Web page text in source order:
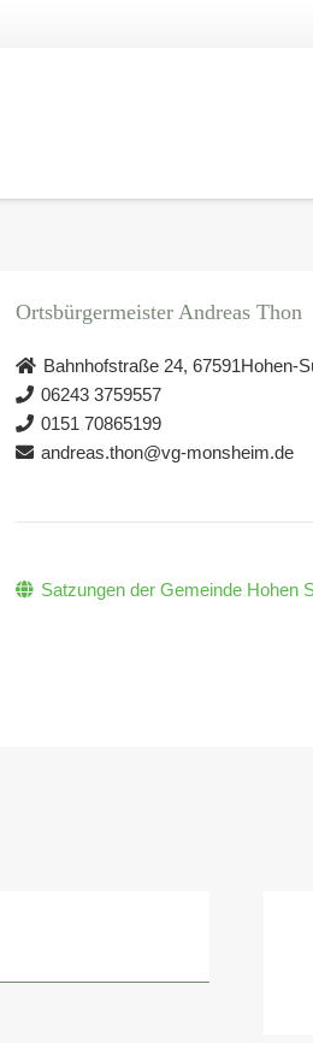
Ortsbürgermeister Andreas Thon
Bahnhofstraße 24, 67591Hohen-
06243 3759557
0151 70865199
andreas.thon@vg-monsheim.de
Satzungen der Gemeinde Hohen